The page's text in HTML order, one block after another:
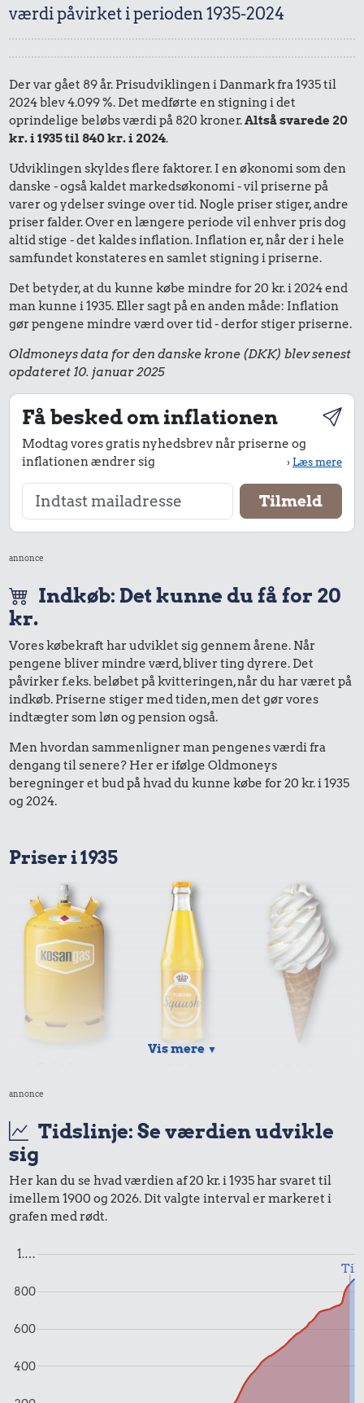
værdi påvirket i perioden 1935-2024
Der var gået 89 år. Prisudviklingen i Danmark fra 1935 til
2024 blev 4.099 %. Det medførte en stigning i det
oprindelige beløbs værdi på 820 kroner.Altså svarede 20
kr. i 1935 til 840 kr. i 2024.
Udviklingen skyldes flere faktorer. I en økonomi som den
danske - også kaldet markedsøkonomi - vil priserne på
varer og ydelser svinge over tid. Nogle priser stiger, andre
priser falder. Over en længere periode vil enhver pris dog
altid stige - det kaldes inflation. Inflation er, når der i hele
samfundet konstateres en samlet stigning i priserne.
Det betyder, at du kunne købe mindre for 20 kr. i 2024 end
man kunne i 1935. Eller sagt på en anden måde: Inflation
gør pengene mindre værd over tid - derfor stiger priserne.
Oldmoneys data for den danske krone (DKK) blev senest
opdateret 10. januar 2025
Få besked om inflationen
Modtag vores gratis nyhedsbrev når priserne og
inflationen ændrer sig
›Læs mere
annonce
Indkøb: Det kunne du få for 20
kr.
Vores købekraft har udviklet sig gennem årene. Når
pengene bliver mindre værd, bliver ting dyrere. Det
påvirker f.eks. beløbet på kvitteringen, når du har været på
indkøb. Priserne stiger med tiden, men det gør vores
indtægter som løn og pension også.
Men hvordan sammenligner man pengenes værdi fra
dengang til senere? Her er ifølge Oldmoneys
beregninger et bud på hvad du kunne købe for 20 kr. i 1935
og 2024.
Priser i 1935
10 kg gas
0,53 kr.
0,14 kr. 0,23 kr.
Agurk
Vis mere ▼
annonce
Tidslinje: Se værdien udvikle
sig
Her kan du se hvad værdien af 20 kr. i 1935 har svaret til
imellem 1900 og 2026. Dit valgte interval er markeret i
grafen med rødt.
400
600
800
1.…
Til